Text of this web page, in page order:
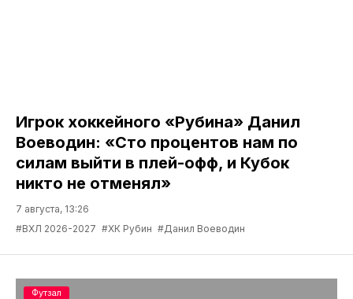
Игрок хоккейного «Рубина» Данил
Воеводин: «Сто процентов нам по
силам выйти в плей-офф, и Кубок
никто не отменял»
7 августа, 13:26
#ВХЛ 2026-2027 #ХК Рубин #Данил Воеводин
Футзал